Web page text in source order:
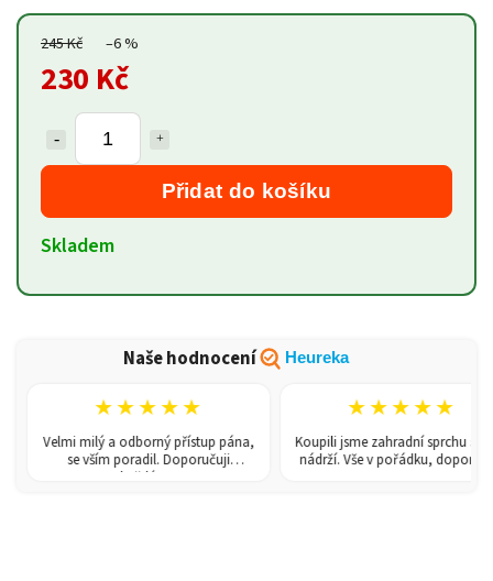
245 Kč –6 %
230 Kč
Přidat do košíku
Skladem
Naše hodnocení Heureka
★★★★★
Velmi milý a odborný přístup pána,
se vším poradil. Doporučuji
každému!
★★★★★
Koupili jsme zahradní sprchu se
nádrží. Vše v pořádku, doporučuji.